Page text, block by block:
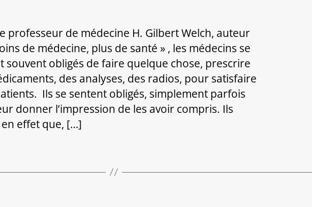
santé
professeur de médecine H. Gilbert Welch, auteur
de médecine, plus de santé » , les médecins se
souvent obligés de faire quelque chose, prescrire
des analyses, des radios, pour satisfaire
Ils se sentent obligés, simplement parfois
donner l’impression de les avoir compris. Ils
effet que, […]